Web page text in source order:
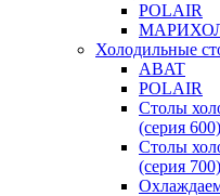
POLAIR
Холодильные
ABAT
POLAIR
Столы
(серия 600)
Столы
(серия 700)